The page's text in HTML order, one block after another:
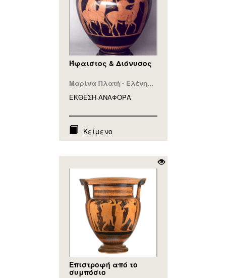
Ήφαιστος & Διόνυσος
Μαρίνα Πλατή - Ελένη...
ΕΚΘΕΣΗ-ΑΝΑΦΟΡA
Κείμενο
Επιστροφή από το
συμπόσιο